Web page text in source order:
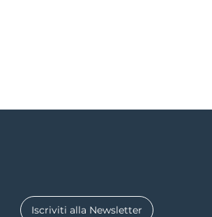
Iscriviti alla Newsletter